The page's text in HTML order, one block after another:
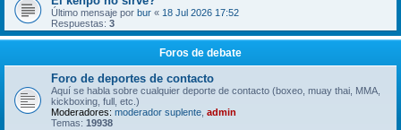
Último mensaje por bur « 18 Jul 2026 17:52
Respuestas: 3
Foros de debate
Foro de deportes de contacto
Aquí se habla sobre cualquier deporte de contacto (boxeo, muay thai, MMA,
kickboxing, full, etc.)
Moderadores: moderador suplente admin
Temas: 19938